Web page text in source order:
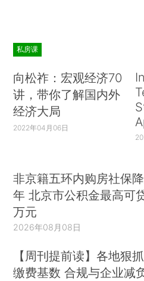
私房课
向松祚：宏观经济70
讲，带你了解国内外
经济大局
2022年04月06日
非京籍五环内购房社保
年 北京市公积金最高可
万元
2026年08月08日
【周刊提前读】各地狠
缴费基数 合规与企业减